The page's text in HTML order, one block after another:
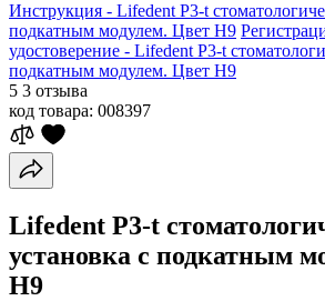
Инструкция - Lifedent P3-t
подкатным модулем. Цвет H9
удостоверение - Lifedent P3-t
подкатным модулем. Цвет H9
5 3 отзыва
код товара: 008397
Lifedent P3-t
установка с подкатным
H9